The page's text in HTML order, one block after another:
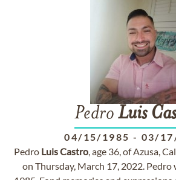
Pedro Luis
04/15/1985 - 03/
Pedro LuisCastro, age 36, of Azusa,
on Thursday, March 17, 2022. Pedro